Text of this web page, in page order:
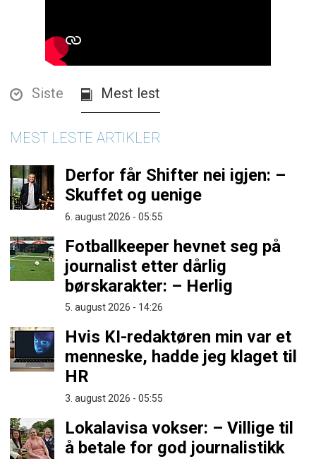
Siste Mest lest
MEST LESTE ARTIKLER
Derfor får Shifter nei igjen: –
Skuffet og uenige
6. august 2026 - 05:55
Fotballkeeper hevnet seg på
journalist etter dårlig
børskarakter: – Herlig
5. august 2026 - 14:26
Hvis KI-redaktøren min var et
menneske, hadde jeg klaget til
HR
3. august 2026 - 05:55
Lokalavisa vokser: – Villige til
å betale for god journalistikk